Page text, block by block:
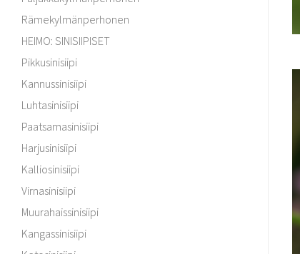
Rämekylmänperhonen
HEIMO: SINISIIPISET
Pikkusinisiipi
Kannussinisiipi
Luhtasinisiipi
Paatsamasinisiipi
Harjusinisiipi
Kalliosinisiipi
Virnasinisiipi
Muurahaissinisiipi
Kangassinisiipi